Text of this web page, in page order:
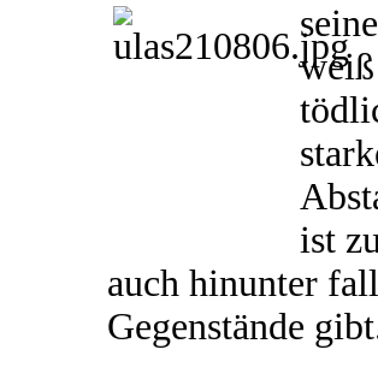
ist
auch hinunter
Gegenstände